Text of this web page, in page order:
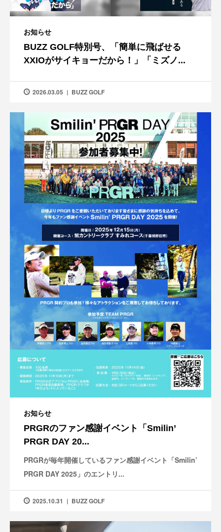
お知らせ
BUZZ GOLF特別号、「簡単に飛ばせる
XXIOがサイキョーだから！」「ミズノ...
2026.03.05 BUZZ GOLF
お知らせ
PRGRのファン感謝イベント「Smilin’
PRGR DAY 20...
PRGRが毎年開催しているファン感謝イベント「Smilin’
PRGR DAY 2025」のエントリ...
2025.10.31 BUZZ GOLF